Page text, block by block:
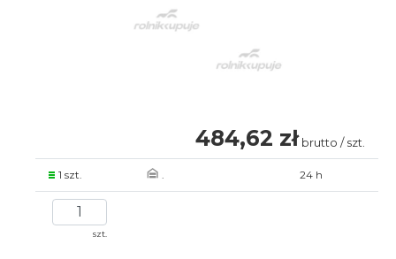
484,62 zł brutto / szt.
1 szt. . 24 h
szt.